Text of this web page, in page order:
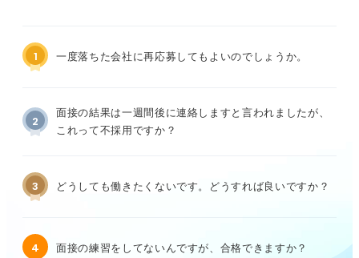
1 一度落ちた会社に再応募してもよいのでしょうか。
2
面接の結果は一週間後に連絡しますと言われましたが、
これって不採用ですか？
3 どうしても働きたくないです。どうすれば良いですか？
4 面接の練習をしてないんですが、合格できますか？